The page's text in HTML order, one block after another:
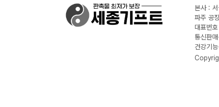
본사 :
파주 공
대표번
통신판
건강기